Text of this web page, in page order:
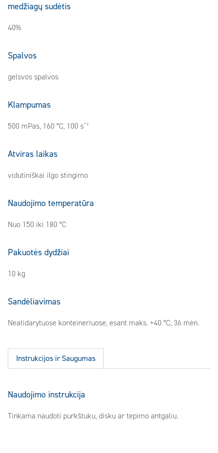
medžiagų sudėtis
40%
Spalvos
gelsvos spalvos
Klampumas
500 mPas, 160 °C, 100 s¯¹
Atviras laikas
vidutiniškai ilgo stingimo
Naudojimo temperatūra
Nuo 150 iki 180 °C
Pakuotės dydžiai
10 kg
Sandėliavimas
Neatidarytuose konteineriuose, esant maks. +40 °C, 36 mėn.
Instrukcijos ir Saugumas
Naudojimo instrukcija
Tinkama naudoti purkštuku, disku ar tepimo antgaliu.